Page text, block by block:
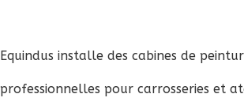
Equindus installe des cabines de
professionnelles pour carrosseries et